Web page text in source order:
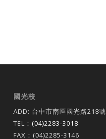
國光校
ADD: 台中市南區國光路218號
TEL：(04)2283-3018
FAX：(04)2285-3146